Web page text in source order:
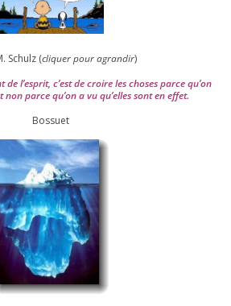
Schulz (cli­quer pour agran­dir)
l’es­prit, c’est de croire les choses parce qu’on
non parce qu’on a vu qu’elles sont en effet.
Bossuet